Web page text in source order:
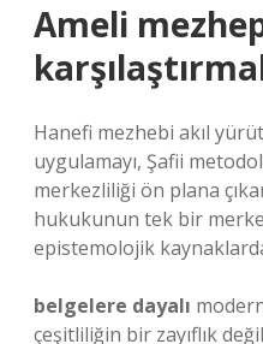
Ameli
Hanefi mezhebi akıl
uygulamayı, Şafii
merkezliliği ön plana
hukukunun tek bir
epistemolojik
belgelere dayalı
çeşitliliğin bir zayıflık